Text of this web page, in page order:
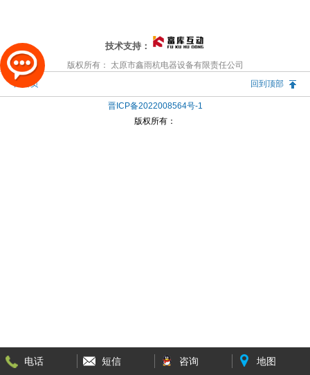
电话 短信 咨询 地图
技术支持：
版权所有： 太原市鑫雨杭电器设备有限责任公司
回首页
回到顶部
晋ICP备2022008564号-1
版权所有：